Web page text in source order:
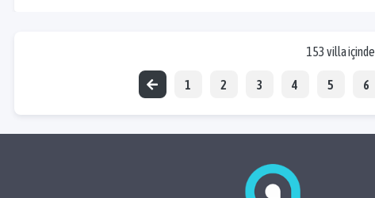
153 villa
1 2 3 4 5 6